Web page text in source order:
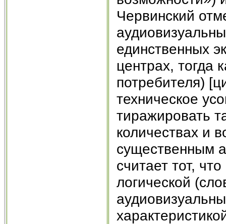
Червинский
единственных
центрах, тогда
потребителя)
техническое
тиражировать
количествах и
существенным
считает тот,
логической